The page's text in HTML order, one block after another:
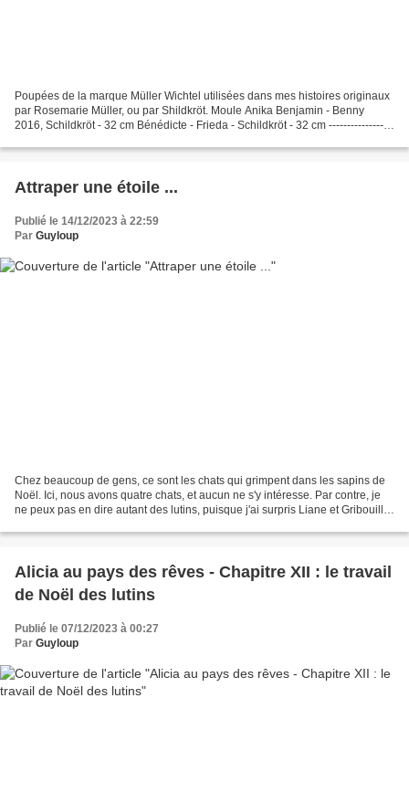
Poupées de la marque Müller Wichtel utilisées dans mes histoires originaux
par Rosemarie Müller, ou par Shildkröt. Moule Anika Benjamin - Benny
2016, Schildkröt - 32 cm Bénédicte - Frieda - Schildkröt - 32 cm ---------------
Attraper une étoile ...
Publié le 14/12/2023 à 22:59
Par Guyloup
Chez beaucoup de gens, ce sont les chats qui grimpent dans les sapins de
Noël. Ici, nous avons quatre chats, et aucun ne s'y intéresse. Par contre, je
ne peux pas en dire autant des lutins, puisque j'ai surpris Liane et Gribouille
Alicia au pays des rêves - Chapitre XII : le travail
de Noël des lutins
Publié le 07/12/2023 à 00:27
Par Guyloup